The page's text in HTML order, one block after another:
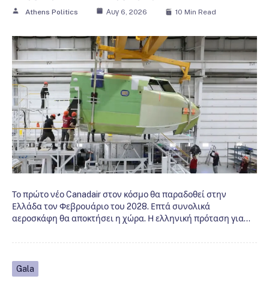
Athens Politics Αυγ 6, 2026 10 Min Read
Το πρώτο νέο Canadair στον κόσμο θα παραδοθεί στην
Ελλάδα τον Φεβρουάριο του 2028. Επτά συνολικά
αεροσκάφη θα αποκτήσει η χώρα. Η ελληνική πρόταση για…
Gala